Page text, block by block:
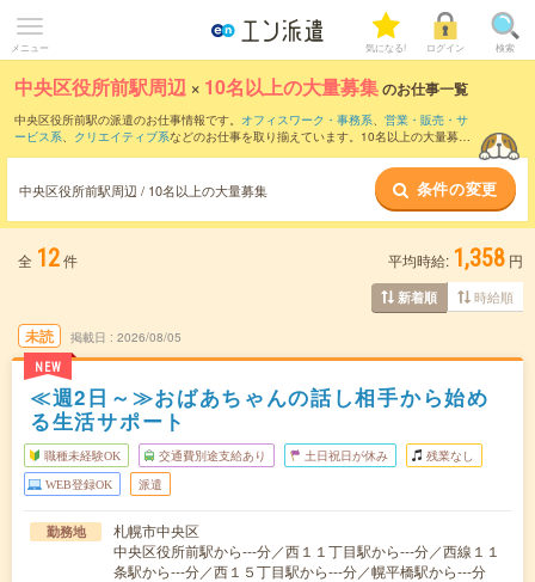
メニュー 気になる! ログイン 検索
中央区役所前駅周辺 × 10名以上の大量募集のお仕事一覧
中央区役所前駅の派遣のお仕事情報です。 オフィスワーク・事務系、 営業・販売・サ
ービス系、 クリエイティブ系などのお仕事を取り揃えています。10名以上の大量募集
中央区役所前駅周辺 / 10名以上の大量募集 条件の変更
全 12件 平均時給: 1,358 円
新着順 時給順
未読
NEW
掲載日 2026/08/05
≪週2日～≫おばあちゃんの話し相手から始め
る生活サポート
職種未経験OK 交通費別途支給あり 土日祝日が休み 残業なし
WEB登録OK 派遣
勤務地
札幌市中央区
中央区役所前駅から---分／西１１丁目駅から---分／西線１１
条駅から---分／西１５丁目駅から---分／幌平橋駅から---分